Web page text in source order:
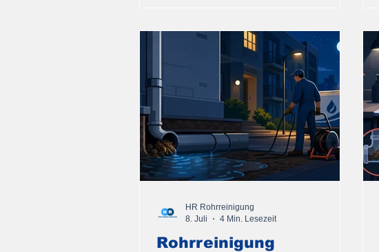
Rohrreinigung
HR Rohrreinigung
8. Juli
4 Min. Lesezeit